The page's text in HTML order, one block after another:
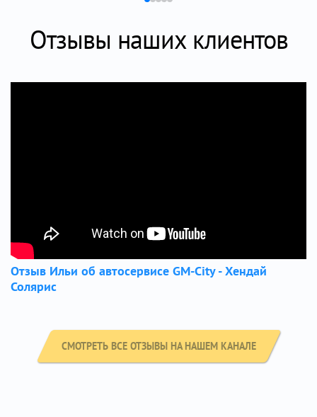
Отзывы наших клиентов
Отзыв Ильи об автосервисе GM-City - Хендай
Солярис
СМОТРЕТЬ ВСЕ ОТЗЫВЫ НА НАШЕМ КАНАЛЕ